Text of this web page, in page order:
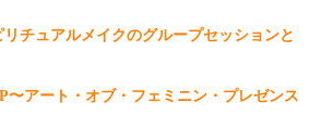
リチュアルメイクのグループセッションと
〜アート・オブ・フェミニン・プレゼンス